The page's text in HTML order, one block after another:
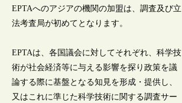
EPTAへのアジアの機関の加盟は、調査及び立
法考査局が初めてとなります。
EPTAは、各国議会に対してそれぞれ、科学技
術が社会経済等に与える影響を探り政策を議
論する際に基盤となる知見を形成・提供し、
又はこれに準じた科学技術に関する調査サー